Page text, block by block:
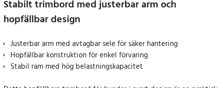
Stabilt trimbord med justerbar arm och
hopfällbar design
Justerbar arm med avtagbar sele för säker hantering
Hopfällbar konstruktion för enkel förvaring
Stabil ram med hög belastningskapacitet